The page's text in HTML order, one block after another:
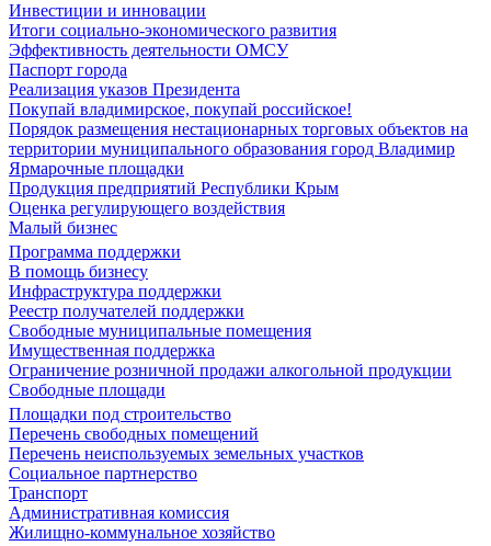
Инвестиции и инновации
Итоги социально-экономического развития
Эффективность деятельности ОМСУ
Паспорт города
Реализация указов Президента
Покупай владимирское, покупай российское!
Порядок размещения нестационарных торговых объектов на
территории муниципального образования город Владимир
Ярмарочные площадки
Продукция предприятий Республики Крым
Оценка регулирующего воздействия
Малый бизнес
Программа поддержки
В помощь бизнесу
Инфраструктура поддержки
Реестр получателей поддержки
Свободные муниципальные помещения
Имущественная поддержка
Ограничение розничной продажи алкогольной продукции
Свободные площади
Площадки под строительство
Перечень свободных помещений
Перечень неиспользуемых земельных участков
Социальное партнерство
Транспорт
Административная комиссия
Жилищно-коммунальное хозяйство